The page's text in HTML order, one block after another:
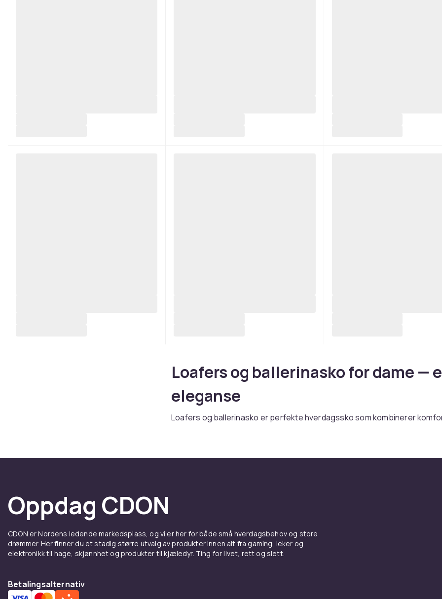
Loafers og ballerinasko for dame —
eleganse
Loafers og ballerinasko er perfekte hverdagssko som kombinerer
Loafers til en klassisk look
Ballerinasko er kanskje den mest komfortable skotypen som fortsatt ser
ut. Lakkmodeller er festfine. Canvasmodeller er lette hverdagssko.
Oppdag CDON
CDON er Nordens ledende markedsplass, og vi er her for både små hverdagsbehov og store
drømmer. Her finner du et stadig større utvalg av produkter innen alt fra gaming, leker og
elektronikk til hage, skjønnhet og produkter til kjæledyr. Ting for livet, rett og slett.
Betalingsalternativ